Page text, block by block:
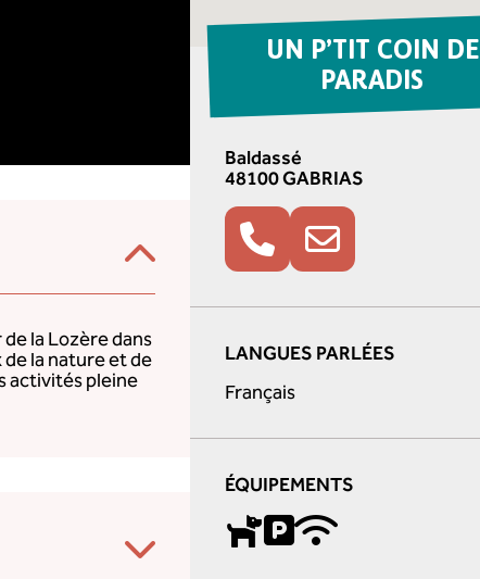
la Lozère dans
de la nature et de
activités pleine
UN P’TIT COIN DE
PARADIS
Baldassé
48100 GABRIAS
LANGUES PARLÉES
Français
ÉQUIPEMENTS